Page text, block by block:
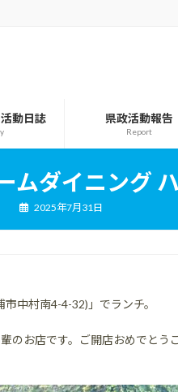
動日誌 県政活動報告
Report
ムダイニング
2025年7月31日
中村南4-4-32)」でランチ。
のお店です。ご開店おめでとう